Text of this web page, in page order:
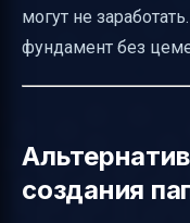
могут не
фундамент без
создания